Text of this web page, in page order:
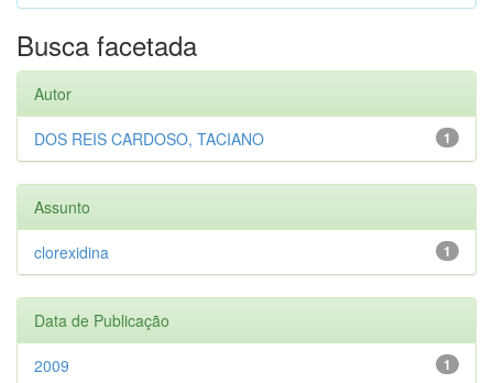
Busca facetada
Autor
1
DOS REIS CARDOSO, TACIANO
Assunto
1
clorexidina
Data de Publicação
1
2009